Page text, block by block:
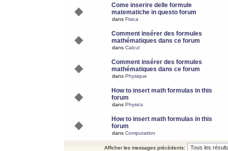
Come inserire delle formule
matematiche in questo forum
dans Fisica
Comment insérer des formules
mathématiques dans ce forum
dans Calcul
Comment insérer des formules
mathématiques dans ce forum
dans Physique
How to insert math formulas in this
forum
dans Physics
How to insert math formulas in this
forum
dans Computation
Afficher les messages précédents: